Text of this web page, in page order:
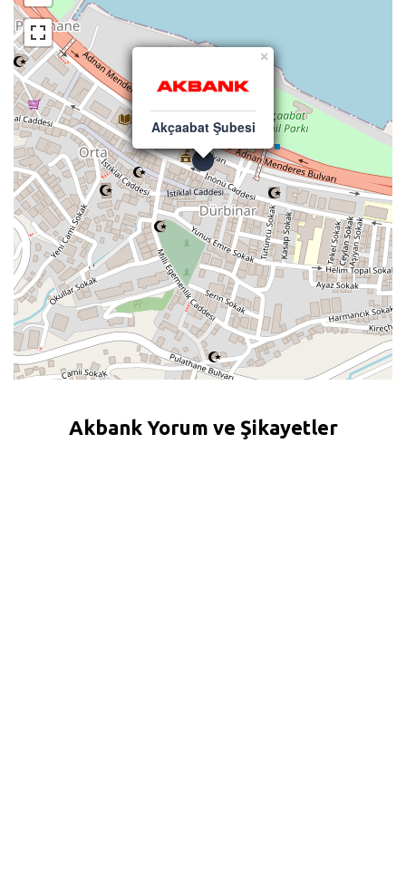
×
Akçaabat Şubesi
Akbank Yorum ve Şikayetler